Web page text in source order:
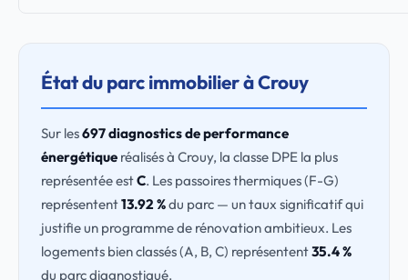
État du parc immobilier à Crouy
Sur les697 diagnostics de performance
énergétique réalisés à Crouy, la classe DPE la plus
représentée estC. Les passoires thermiques (F-G)
représentent13.92 %du parc — un taux significatif qui
justifie un programme de rénovation ambitieux. Les
logements bien classés (A, B, C) représentent35.4 %
du parc diagnostiqué.